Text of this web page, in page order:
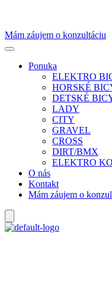
Mám záujem o konzultáciu
Ponuka
ELEKTRO
HORSKÉ
DETSKÉ
LADY
CITY
GRAVEL
CROSS
DIRT/BMX
ELEKTRO
O nás
Kontakt
Mám záujem o